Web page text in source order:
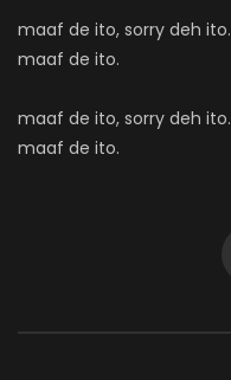
maaf de ito, sorry deh ito.
maaf de ito.
maaf de ito, sorry deh ito.
maaf de ito.